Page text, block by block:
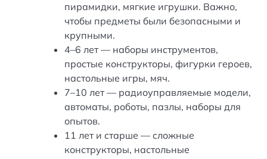
пирамидки, мягкие игрушки. Важно,
чтобы предметы были безопасными и
крупными.
4–6 лет — наборы инструментов,
простые конструкторы, фигурки героев,
настольные игры, мяч.
7–10 лет — радиоуправляемые модели,
автоматы, роботы, пазлы, наборы для
опытов.
11 лет и старше — сложные
конструкторы, настольные